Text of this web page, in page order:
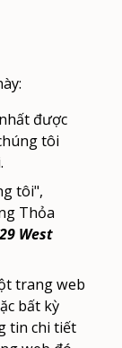
được
tôi
tôi",
Thỏa
West
trang web
bất kỳ
tin chi tiết